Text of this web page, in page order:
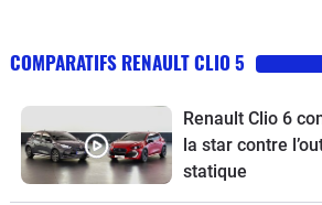
COMPARATIFS RENAULT CLIO 5
Renault Clio 6
la star contre
statique